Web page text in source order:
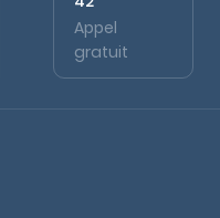
Appel
gratuit